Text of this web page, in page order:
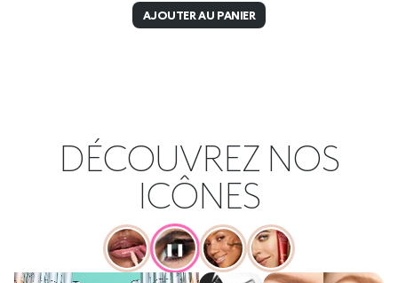
AJOUTER AU PANIER
DÉCOUVREZ NOS
ICÔNES
❚❚